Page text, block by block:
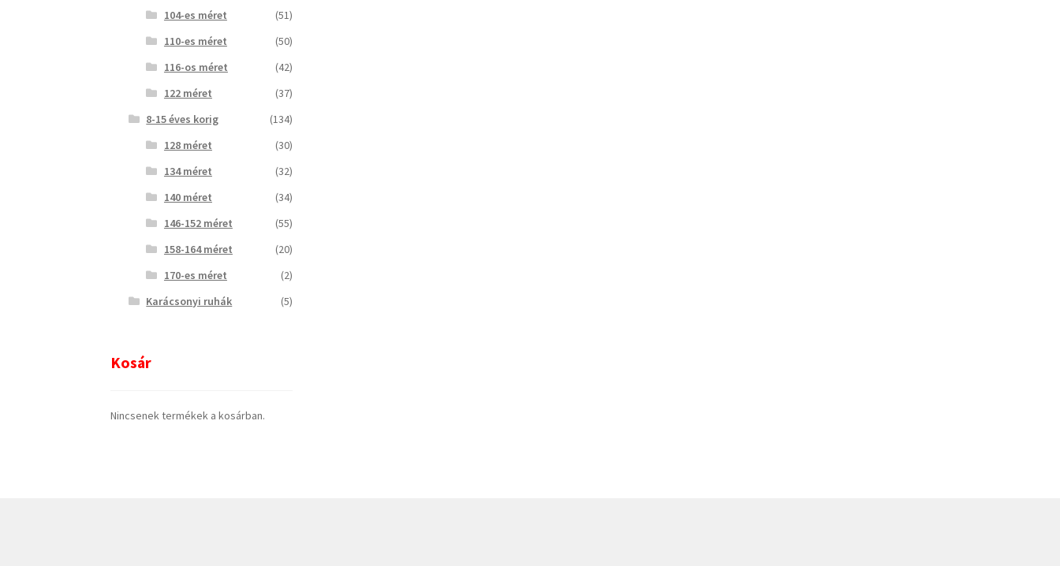
104-es méret
(51)
110-es méret
(50)
116-os méret
(42)
122 méret
(37)
8-15 éves korig
(134)
128 méret
(30)
134 méret
(32)
140 méret
(34)
146-152 méret
(55)
158-164 méret
(20)
170-es méret
(2)
Karácsonyi ruhák
(5)
Kosár
Nincsenek termékek a kosárban.